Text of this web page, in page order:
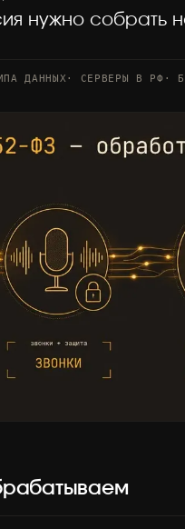
нужно собрать
ДАННЫХ· СЕРВЕРЫ В РФ ·